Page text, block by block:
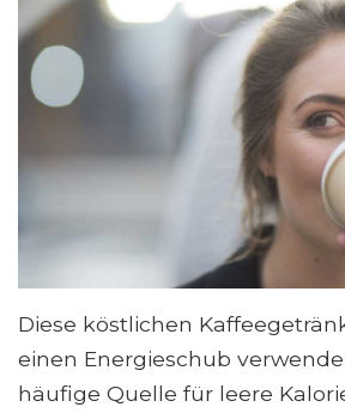
Diese köstlichen
einen Energieschub
häufige Quelle für leere